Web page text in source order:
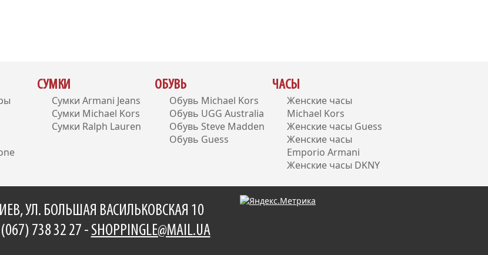
СУМКИ
Сумки Armani Jeans
Сумки Michael Kors
Сумки Ralph Lauren
ОБУВЬ
Обувь Michael Kors
Обувь UGG Australia
Обувь Steve Madden
Обувь Guess
ЧАСЫ
Женские часы
Michael Kors
Женские часы Guess
Женские часы
Emporio Armani
Женские часы DKNY
УЛ. БОЛЬШАЯ ВАСИЛЬКОВСКАЯ 10
738 32 27 - SHOPPINGLE@MAIL.UA